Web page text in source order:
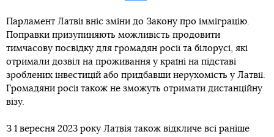
Парламент Латвії вніс зміни до Закону про імміграцію.
Поправки призупиняють можливість продовити
тимчасову посвідку для громадян росії та білорусі, які
отримали дозвіл на проживання у країні на підставі
зроблених інвестицій або придбавши нерухомість у Латвії.
Громадяни росії також не зможуть отримати дистанційну
візу.
З 1 вересня 2023 року Латвія також відкличе всі раніше